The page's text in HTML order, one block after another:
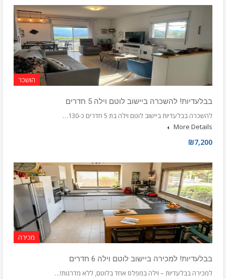
הושכר
בבלעדיות! להשכרה ביישוב לוטם וילה 5 חדרים
להשכרה בבלעדיות ביישוב לוטם וילה בת 5 חדרים כ-130…
More Details
₪7,200
מכירה
בבלעדיות! למכירה ביישוב לוטם וילה 6 חדרים
למכירה בבלעדיות – וילה במפלס אחד בלוטם, ללא מדרגות!…